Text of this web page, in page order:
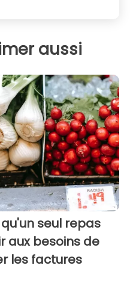
aussi
seul repas
aux besoins de
les factures